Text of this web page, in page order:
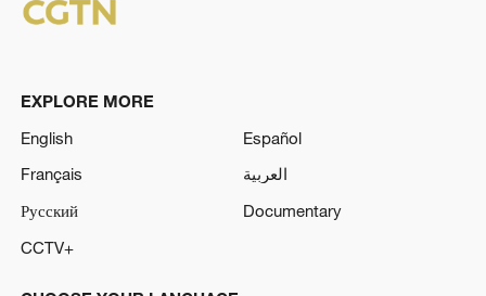
EXPLORE MORE
English
Español
Français
العربية
Русский
Documentary
CCTV+